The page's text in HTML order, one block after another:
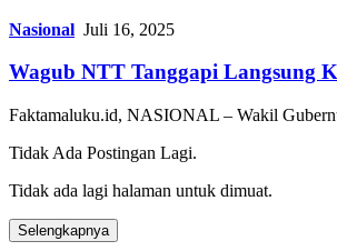
Nasional Juli 16, 2025
Wagub NTT Tanggapi Langsung
Faktamaluku.id, NASIONAL – Wakil
Tidak Ada Postingan Lagi.
Tidak ada lagi halaman untuk dimuat.
Selengkapnya